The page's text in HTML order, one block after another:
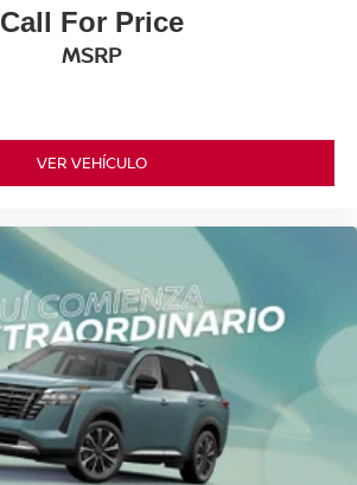
Call For Price
MSRP
VER VEHÍCULO